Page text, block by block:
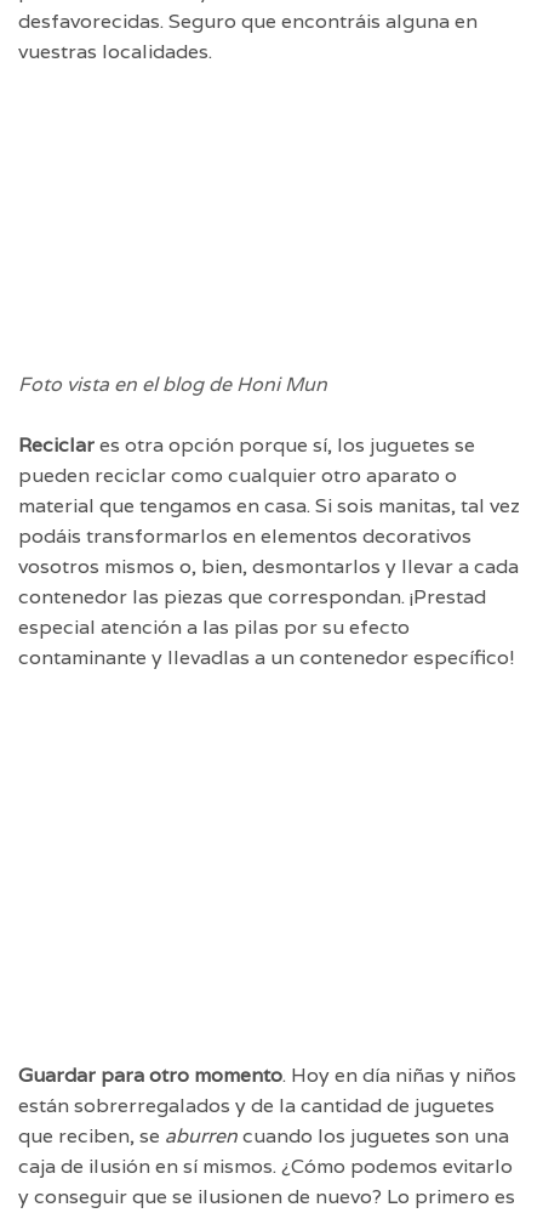
desfavorecidas. Seguro que encontráis alguna en
vuestras localidades.
Foto vista en el blog de Honi Mun
Reciclares otra opción porque sí, los juguetes se
pueden reciclar como cualquier otro aparato o
material que tengamos en casa. Si sois manitas, tal vez
podáis transformarlos en elementos decorativos
vosotros mismos o, bien, desmontarlos y llevar a cada
contenedor las piezas que correspondan. ¡Prestad
especial atención a las pilas por su efecto
contaminante y llevadlas a un contenedor específico!
Guardar para otro momento. Hoy en día niñas y niños
están sobrerregalados y de la cantidad de juguetes
que reciben, se aburrencuando los juguetes son una
caja de ilusión en sí mismos. ¿Cómo podemos evitarlo
y conseguir que se ilusionen de nuevo? Lo primero es